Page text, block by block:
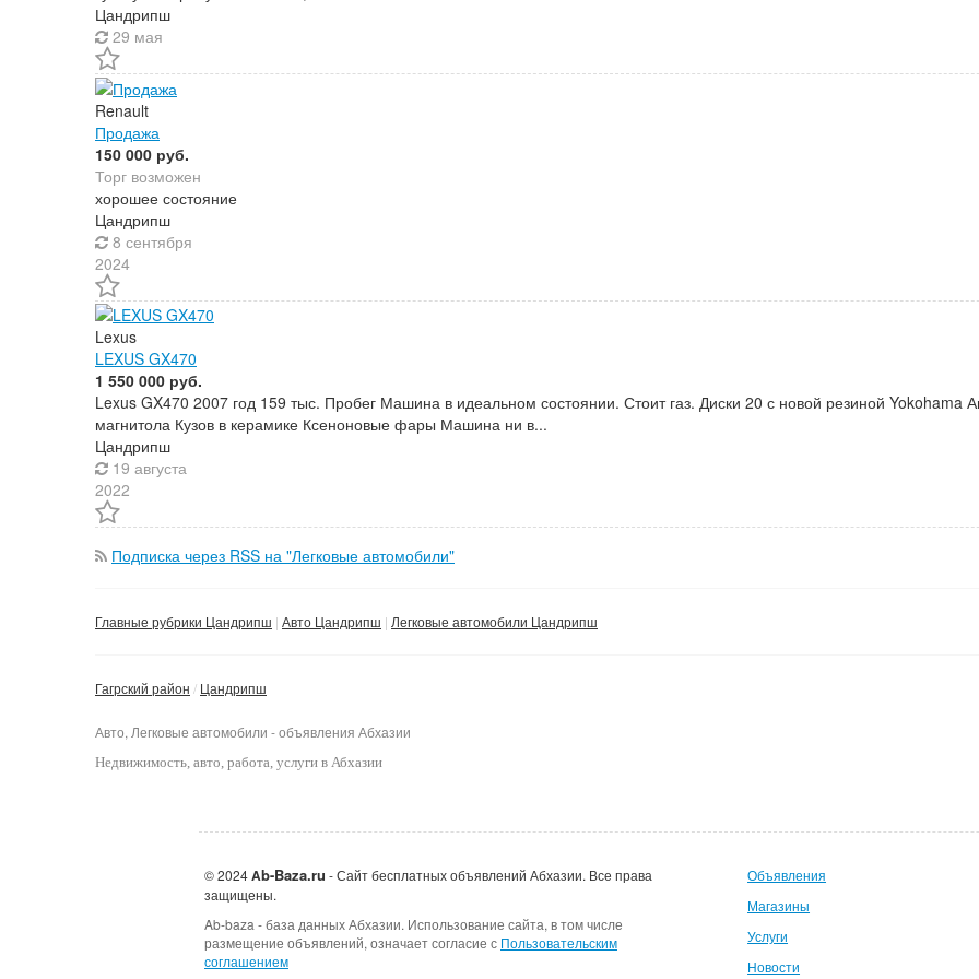
Цандрипш
29 мая
Renault
Продажа
150 000 руб.
Торг возможен
хорошее состояние
Цандрипш
8 сентября
2024
Lexus
LEXUS GX470
1 550 000 руб.
Lexus GX470 2007 год 159 тыс. Пробег Машина в идеальном состоянии. Стоит газ. Диски 20 с новой резиной Yokohama
магнитола Кузов в керамике Ксеноновые фары Машина ни в...
Цандрипш
19 августа
2022
Подписка через RSS на "Легковые автомобили"
Главные рубрики Цандрипш Авто Цандрипш Легковые автомобили Цандрипш
Гагрский район Цандрипш
Авто, Легковые автомобили - объявления Абхазии
Недвижимость , авто, работа, услуги в Абхазии
© 2024Ab-Baza.ru - Сайт бесплатных объявлений Абхазии. Все права
защищены.
Ab-baza - база данных Абхазии. Использование сайта, в том числе
размещение объявлений, означает согласие с Пользовательским
соглашением
Объявления
Магазины
Услуги
Новости